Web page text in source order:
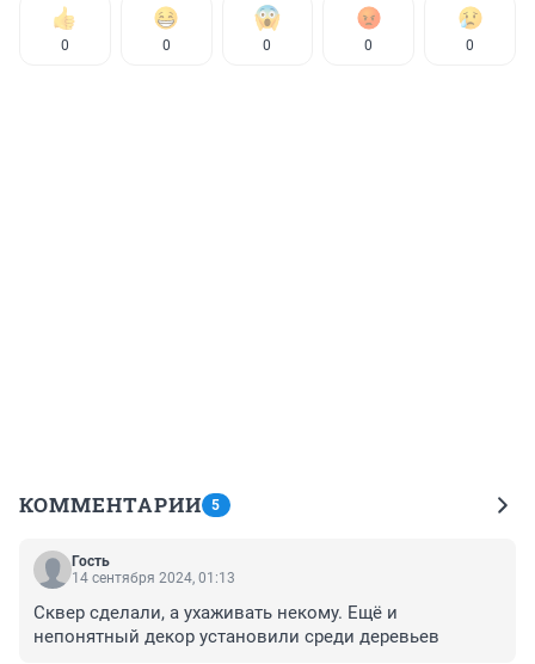
0 0 0 0 0
КОММЕНТАРИИ 5
Гость
14 сентября 2024, 01:13
Сквер сделали, а ухаживать некому. Ещё и
непонятный декор установили среди деревьев